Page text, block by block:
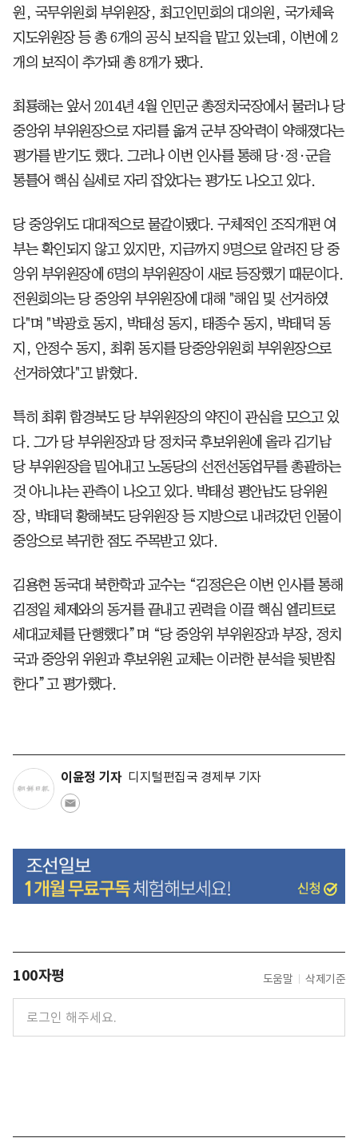
원, 국무위원회 부위원장, 최고인민회의 대의원, 국가체육
지도위원장 등 총 6개의 공식 보직을 맡고 있는데, 이번에 2
개의 보직이 추가돼 총 8개가 됐다.
최룡해는 앞서 2014년 4월 인민군 총정치국장에서 물러나 당
중앙위 부위원장으로 자리를 옮겨 군부 장악력이 약해졌다는
평가를 받기도 했다. 그러나 이번 인사를 통해 당·정·군을
통틀어 핵심 실세로 자리 잡았다는 평가도 나오고 있다.
당 중앙위도 대대적으로 물갈이됐다. 구체적인 조직개편 여
부는 확인되지 않고 있지만, 지금까지 9명으로 알려진 당 중
앙위 부위원장에 6명의 부위원장이 새로 등장했기 때문이다.
전원회의는 당 중앙위 부위원장에 대해 "해임 및 선거하였
다"며 "박광호 동지, 박태성 동지, 태종수 동지, 박태덕 동
지, 안정수 동지, 최휘 동지를 당중앙위원회 부위원장으로
선거하였다"고 밝혔다.
특히 최휘 함경북도 당 부위원장의 약진이 관심을 모으고 있
다. 그가 당 부위원장과 당 정치국 후보위원에 올라 김기남
당 부위원장을 밀어내고 노동당의 선전선동업무를 총괄하는
것 아니냐는 관측이 나오고 있다. 박태성 평안남도 당위원
장, 박태덕 황해북도 당위원장 등 지방으로 내려갔던 인물이
중앙으로 복귀한 점도 주목받고 있다.
김용현 동국대 북한학과 교수는 “김정은은 이번 인사를 통해
김정일 체제와의 동거를 끝내고 권력을 이끌 핵심 엘리트로
세대교체를 단행했다”며 “당 중앙위 부위원장과 부장, 정치
국과 중앙위 위원과 후보위원 교체는 이러한 분석을 뒷받침
한다”고 평가했다.
이윤정 기자 디지털편집국 경제부 기자
100자평 도움말 삭제기준